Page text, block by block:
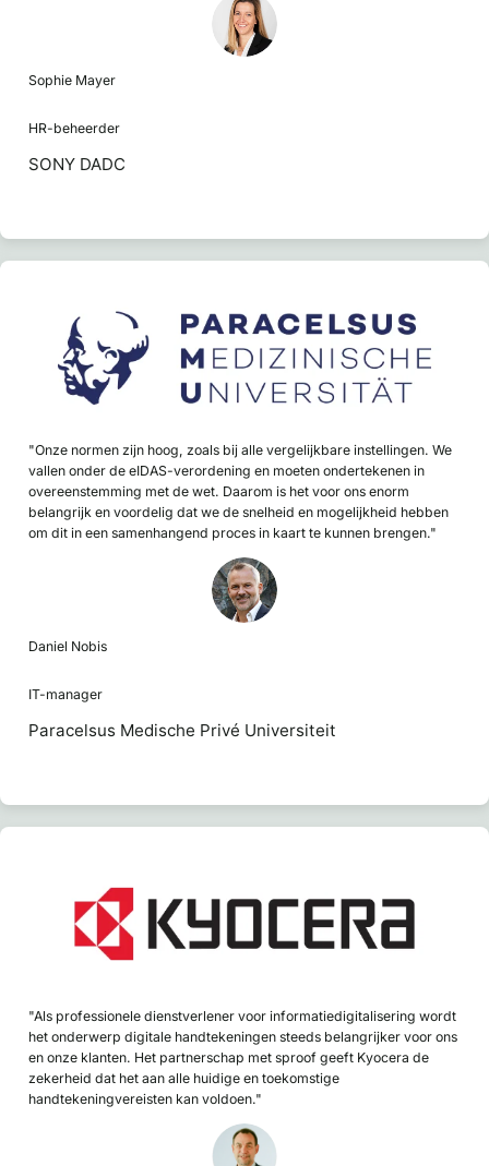
Sophie Mayer
HR-beheerder
SONY DADC
"Onze normen zijn hoog, zoals bij alle vergelijkbare instellingen. We
vallen onder de eIDAS-verordening en moeten ondertekenen in
overeenstemming met de wet. Daarom is het voor ons enorm
belangrijk en voordelig dat we de snelheid en mogelijkheid hebben
om dit in een samenhangend proces in kaart te kunnen brengen."
Daniel Nobis
IT-manager
Paracelsus Medische Privé Universiteit
"Als professionele dienstverlener voor informatiedigitalisering wordt
het onderwerp digitale handtekeningen steeds belangrijker voor ons
en onze klanten. Het partnerschap met sproof geeft Kyocera de
zekerheid dat het aan alle huidige en toekomstige
handtekeningvereisten kan voldoen."